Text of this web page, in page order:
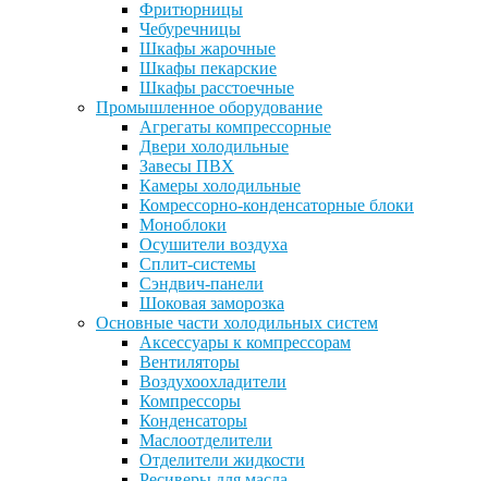
Фритюрницы
Чебуречницы
Шкафы жарочные
Шкафы пекарские
Шкафы расстоечные
Промышленное оборудование
Агрегаты компрессорные
Двери холодильные
Завесы ПВХ
Камеры холодильные
Комрессорно-конденсаторные блоки
Моноблоки
Осушители воздуха
Сплит-системы
Сэндвич-панели
Шоковая заморозка
Основные части холодильных систем
Аксессуары к компрессорам
Вентиляторы
Воздухоохладители
Компрессоры
Конденсаторы
Маслоотделители
Отделители жидкости